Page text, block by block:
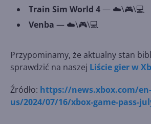
Train Sim World 4— ☁️\🎮\💻
Venba — ☁️\🎮\💻
Przypominamy, że aktualny stan
sprawdzić na naszej Liście gier w
Źródło: https://news.xbox.com/en-
us/2024/07/16/xbox-game-pass-